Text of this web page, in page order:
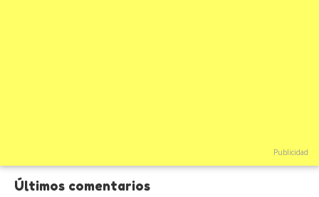
Publicidad
Últimos comentarios